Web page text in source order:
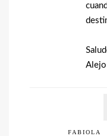
Alejo
FABIOLA